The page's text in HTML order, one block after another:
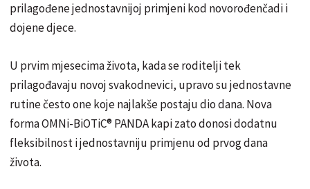
prilagođene jednostavnijoj primjeni kod novorođenčadi i
dojene djece.
U prvim mjesecima života, kada se roditelji tek
prilagođavaju novoj svakodnevici, upravo su jednostavne
rutine često one koje najlakše postaju dio dana. Nova
forma OMNi-BiOTiC® PANDA kapi zato donosi dodatnu
fleksibilnost i jednostavniju primjenu od prvog dana
života.